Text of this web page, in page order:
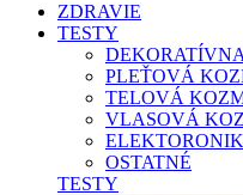
ZDRAVIE
TESTY
PLEŤOVÁ
TELOVÁ
VLASOVÁ
OSTATNÉ
TESTY